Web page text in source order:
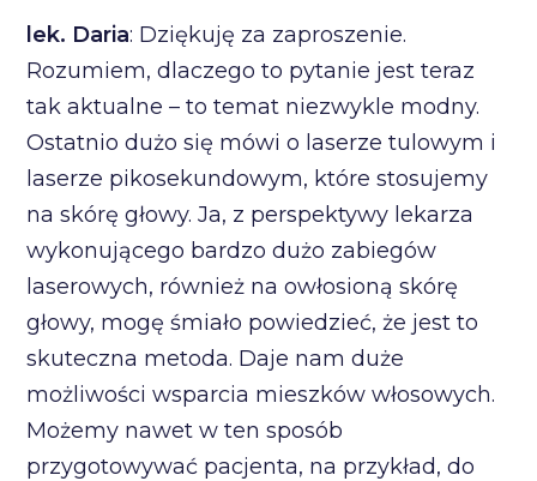
lek. Daria: Dziękuję za zaproszenie.
Rozumiem, dlaczego to pytanie jest teraz
tak aktualne – to temat niezwykle modny.
Ostatnio dużo się mówi o laserze tulowym i
laserze pikosekundowym, które stosujemy
na skórę głowy. Ja, z perspektywy lekarza
wykonującego bardzo dużo zabiegów
laserowych, również na owłosioną skórę
głowy, mogę śmiało powiedzieć, że jest to
skuteczna metoda. Daje nam duże
możliwości wsparcia mieszków włosowych.
Możemy nawet w ten sposób
przygotowywać pacjenta, na przykład, do